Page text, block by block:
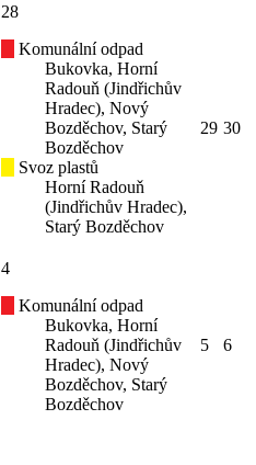
28
Komunální odpad
Bukovka, Horní
Radouň (Jindřichův
Hradec), Nový
Bozděchov, Starý
Bozděchov
Svoz plastů
Horní Radouň
(Jindřichův Hradec),
Starý Bozděchov
29 30
4
Komunální odpad
Bukovka, Horní
Radouň (Jindřichův
Hradec), Nový
Bozděchov, Starý
Bozděchov
5 6